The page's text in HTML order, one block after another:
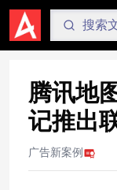
腾讯地
记推出
广告新案例